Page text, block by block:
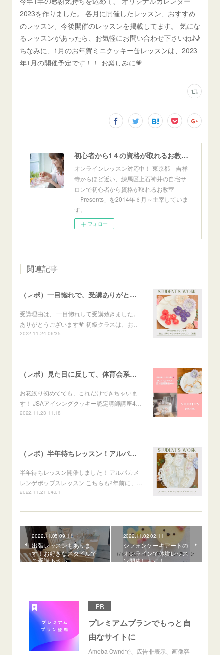
2023を作りました。 各月に開催したレッスン、おすすめ
のレッスン、今後開催のレッスンを掲載してます。 気にな
るレッスンがあったら、お気軽にお問い合わせ下さいね♪♪
ちなみに、1月のお年賀ミニクッキー缶レッスンは、2023
年1月の開催予定です！！ お楽しみに💗
初心者から1４の資格が取れるお教室「Presents」東京自宅サロン＆オンライン
オンラインレッスン対応中！ 東京都 吉祥
寺からほど近い、練馬区上石神井の自宅サ
ロンで初心者から資格が取れるお教室
「Presents」を2014年６月～主宰していま
す。
フォロー
関連記事
（レポ）一目惚れで、受講ありがとうございます🙏
受講理由は、 一目惚れして受講致きました。
ありがとうございます💗 初級クラスは、お…
2022.11.24 06:35
（レポ）見た目に反して、体育会系な回（笑）
お花絞り初めてでも、これだけできちゃいま
す！ JSAアイシングクッキー認定講師講座4…
2022.11.23 11:18
（レポ）半年待ちレッスン！アルパカメレンゲポップス
半年待ちレッスン開催しました！ アルパカメ
レンゲポップスレッスン こちらも2年前に、…
2022.11.21 04:01
2022.11.05 09:11
出張レッスンもありま
す！お好きなスタイルで
ご受講下さい
2022.11.02 02:11
シフォンケーキアートの
オンラインで体験レッス
ン開催します！
PR
プレミアムプランでもっと自
由なサイトに
Ameba Owndで、広告非表示、画像容